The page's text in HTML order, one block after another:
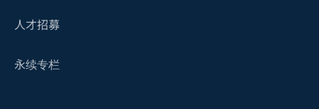
人才招募
永续专栏